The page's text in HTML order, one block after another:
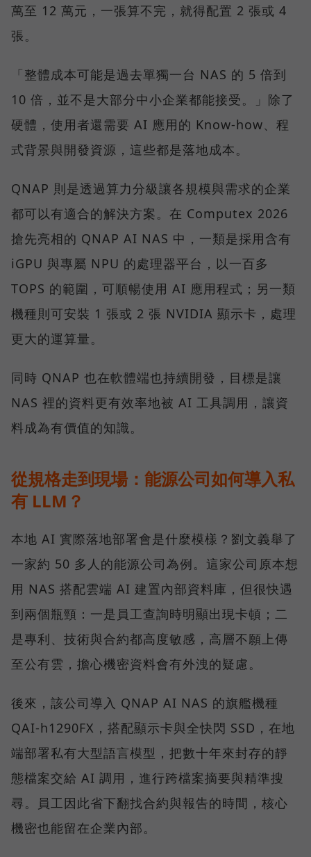
萬至 12 萬元，一張算不完，就得配置 2 張或 4
張。
「整體成本可能是過去單獨一台 NAS 的 5 倍到
10 倍，並不是大部分中小企業都能接受。」除了
硬體，使用者還需要 AI 應用的 Know-how、程
式背景與開發資源，這些都是落地成本。
QNAP 則是透過算力分級讓各規模與需求的企業
都可以有適合的解決方案。在 Computex 2026
搶先亮相的 QNAP AI NAS 中，一類是採用含有
iGPU 與專屬 NPU 的處理器平台，以一百多
TOPS 的範圍，可順暢使用 AI 應用程式；另一類
機種則可安裝 1 張或 2 張 NVIDIA 顯示卡，處理
更大的運算量。
同時 QNAP 也在軟體端也持續開發，目標是讓
NAS 裡的資料更有效率地被 AI 工具調用，讓資
料成為有價值的知識。
從規格走到現場：能源公司如何導入私
有 LLM？
本地 AI 實際落地部署會是什麼模樣？劉文義舉了
一家約 50 多人的能源公司為例。這家公司原本想
用 NAS 搭配雲端 AI 建置內部資料庫，但很快遇
到兩個瓶頸：一是員工查詢時明顯出現卡頓；二
是專利、技術與合約都高度敏感，高層不願上傳
至公有雲，擔心機密資料會有外洩的疑慮。
後來，該公司導入 QNAP AI NAS 的旗艦機種
QAI-h1290FX，搭配顯示卡與全快閃 SSD，在地
端部署私有大型語言模型，把數十年來封存的靜
態檔案交給 AI 調用，進行跨檔案摘要與精準搜
尋。員工因此省下翻找合約與報告的時間，核心
機密也能留在企業內部。